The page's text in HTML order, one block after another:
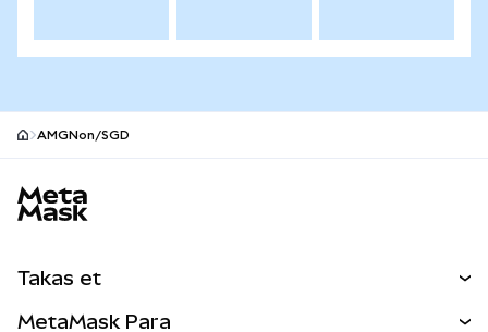
AMGNon/SGD
Takas et
MetaMask Para